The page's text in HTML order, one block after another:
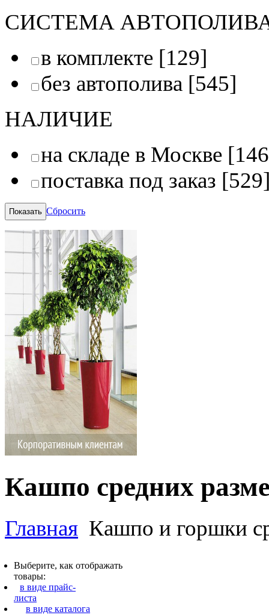
СИСТЕМА
в комплекте [129]
без автополива [545]
НАЛИЧИЕ
на складе в Москве
поставка под заказ
Сбросить
Кашпо средних
Главная Кашпо и горшки
Выберите, как отображать
товары:
в виде прайс-
листа
в виде каталога